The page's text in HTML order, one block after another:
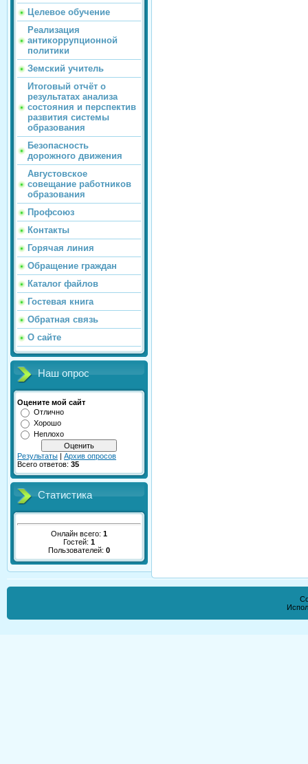
Целевое обучение
Реализация
антикоррупционной
политики
Земский учитель
Итоговый отчёт о
результатах анализа
состояния и перспектив
развития системы
образования
Безопасность
дорожного движения
Августовское
совещание работников
образования
Профсоюз
Контакты
Горячая линия
Обращение граждан
Каталог файлов
Гостевая книга
Обратная связь
О сайте
Наш опрос
Оцените мой сайт
Отлично
Хорошо
Неплохо
Результаты | Архив опросов
Всего ответов: 35
Статистика
Онлайн всего: 1
Гостей: 1
Пользователей: 0